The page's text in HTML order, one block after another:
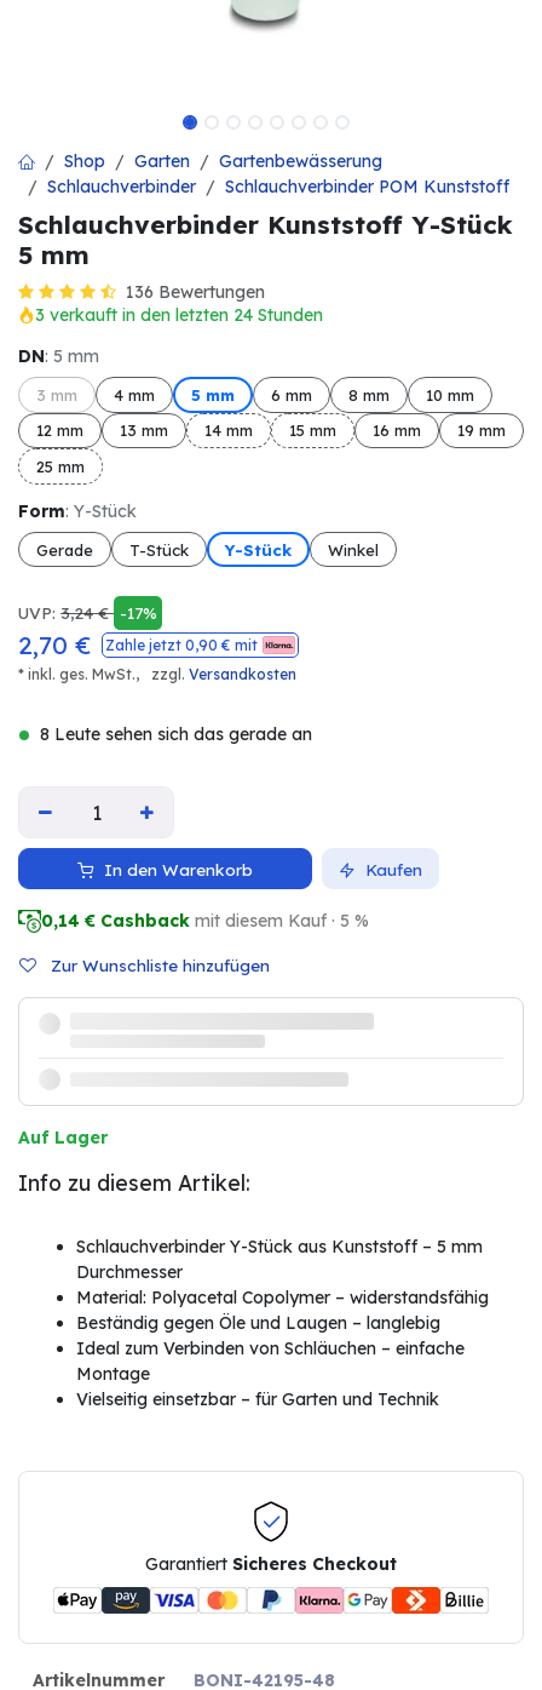
Shop Garten
Gartenbewässerung
Schlauchverbinder
Schlauchverbinder POM Kunststoff
Schlauchverbinder Kunststoff Y-Stück
5 mm
136 Bewertungen
3 verkauft in den letzten 24 Stunden
DN: 5 mm
3 mm 4 mm 5 mm 6 mm 8 mm
10 mm
12 mm
13 mm 14 mm 15 mm 16 mm
19 mm
25 mm
Form: Y-Stück
Gerade T-Stück Y-Stück Winkel
UVP: 3,24€ -17%
2,70 € Zahle jetzt 0,90 € mit
* inkl. ges. MwSt.,
zzgl. Versandkosten
8 Leute sehen sich das gerade an
In den Warenkorb Kaufen
0,14 € Cashback mit diesem Kauf · 5 %
Zur Wunschliste hinzufügen
Auf Lager
Info zu diesem Artikel:
Schlauchverbinder Y-Stück aus Kunststoff – 5 mm
Durchmesser
Material: Polyacetal Copolymer – widerstandsfähig
Beständig gegen Öle und Laugen – langlebig
Ideal zum Verbinden von Schläuchen – einfache
Montage
Vielseitig einsetzbar – für Garten und Technik
Garantiert Sicheres Checkout
Artikelnummer
BONI-42195-48